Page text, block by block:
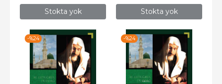
Stokta yok Stokta yok
-%24 -%24